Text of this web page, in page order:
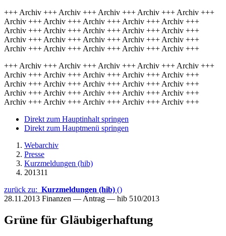
+++ Archiv +++ Archiv +++ Archiv +++ Archiv +++ Archiv +++
Archiv +++ Archiv +++ Archiv +++ Archiv +++ Archiv +++
Archiv +++ Archiv +++ Archiv +++ Archiv +++ Archiv +++
Archiv +++ Archiv +++ Archiv +++ Archiv +++ Archiv +++
Archiv +++ Archiv +++ Archiv +++ Archiv +++ Archiv +++
+++ Archiv +++ Archiv +++ Archiv +++ Archiv +++ Archiv +++
Archiv +++ Archiv +++ Archiv +++ Archiv +++ Archiv +++
Archiv +++ Archiv +++ Archiv +++ Archiv +++ Archiv +++
Archiv +++ Archiv +++ Archiv +++ Archiv +++ Archiv +++
Archiv +++ Archiv +++ Archiv +++ Archiv +++ Archiv +++
Direkt zum Hauptinhalt springen
Direkt zum Hauptmenü springen
Webarchiv
Presse
Kurzmeldungen (hib)
201311
zurück zu: Kurzmeldungen (hib) ()
28.11.2013 Finanzen — Antrag — hib 510/2013
Grüne für Gläubigerhaftung